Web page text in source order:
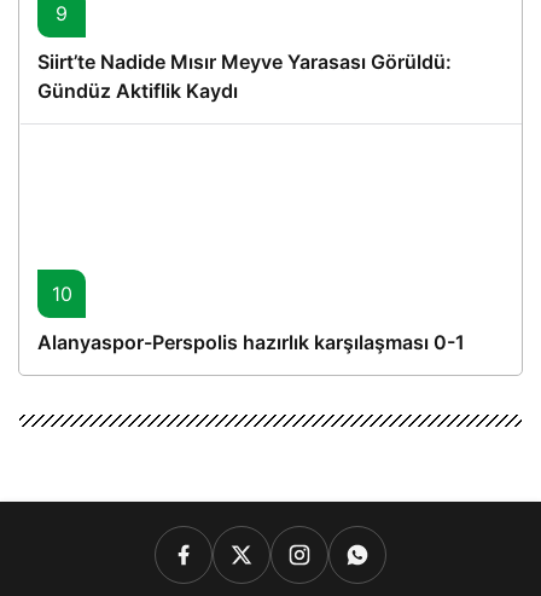
9
Siirt’te Nadide Mısır Meyve Yarasası Görüldü:
Gündüz Aktiflik Kaydı
10
Alanyaspor-Perspolis hazırlık karşılaşması 0-1